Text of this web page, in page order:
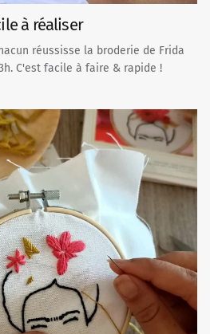
à réaliser
réussisse la broderie de Frida
C'est facile à faire & rapide !